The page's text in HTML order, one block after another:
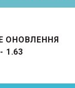
ОНОВЛЕННЯ
1.63